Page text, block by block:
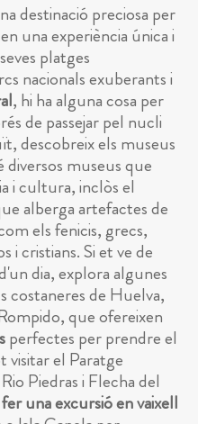
destinació preciosa per
una experiència única i
platges
nacionals exuberants i
, hi ha alguna cosa per
de passejar pel nucli
descobreix els museus
museus que
i cultura, inclòs el
alberga artefactes de
els fenicis, grecs,
i cristians. Si et ve de
dia, explora algunes
costaneres de Huelva,
que ofereixen
perfectes per prendre el
visitar el Paratge
Piedras i Flecha del
fer una excursió en vaixell